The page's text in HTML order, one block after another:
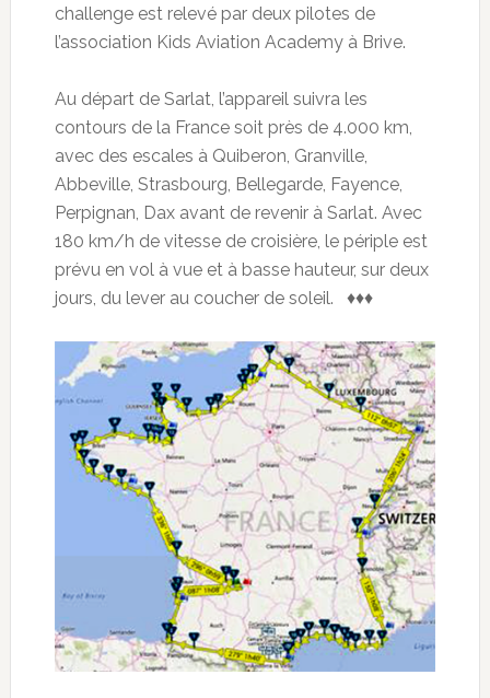
challenge est relevé par deux pilotes de
l’association Kids Aviation Academy à Brive.
Au départ de Sarlat, l’appareil suivra les
contours de la France soit près de 4.000 km,
avec des escales à Quiberon, Granville,
Abbeville, Strasbourg, Bellegarde, Fayence,
Perpignan, Dax avant de revenir à Sarlat. Avec
180 km/h de vitesse de croisière, le périple est
prévu en vol à vue et à basse hauteur, sur deux
jours, du lever au coucher de soleil. ♦♦♦